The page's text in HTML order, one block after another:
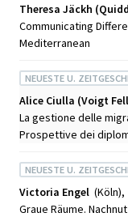
Theresa Jäckh
Communicating
Mediterranean
NEUESTE U.
Alice Ciulla (Voigt
La gestione delle
Prospettive dei
NEUESTE U.
Victoria Engel (Köln),
Graue Räume.